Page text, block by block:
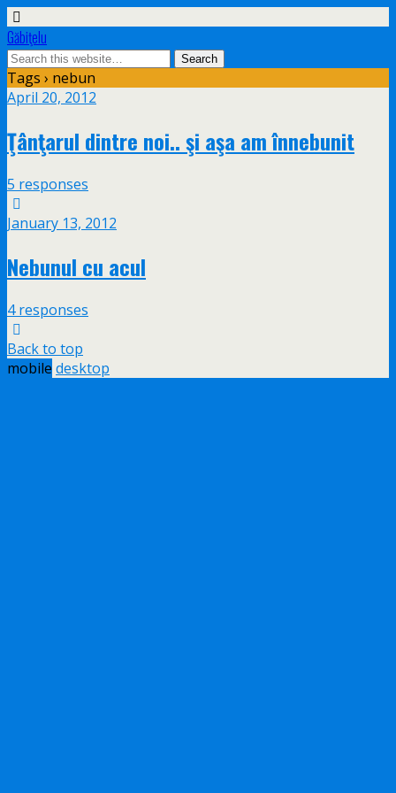
Găbiţelu
Tags › nebun
April 20, 2012
Ţânţarul dintre noi.. şi aşa am înnebunit
5 responses
January 13, 2012
Nebunul cu acul
4 responses
Back to top
mobile desktop